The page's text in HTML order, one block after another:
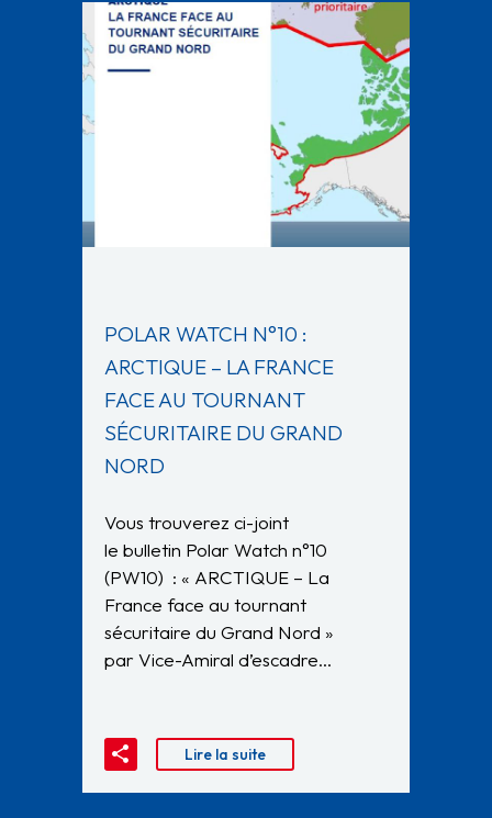
POLAR WATCH N°10 :
ARCTIQUE – LA FRANCE
FACE AU TOURNANT
SÉCURITAIRE DU GRAND
NORD
Vous trouverez ci-joint
le bulletin Polar Watch n°10
(PW10) : « ARCTIQUE – La
France face au tournant
sécuritaire du Grand Nord »
par Vice-Amiral d’escadre…
Lire la suite